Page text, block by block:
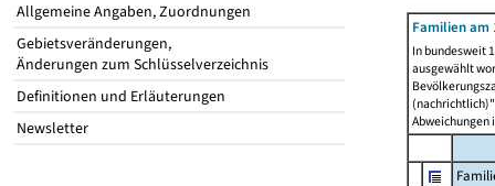
Allgemeine Angaben, Zuordnungen
Gebietsveränderungen,
Änderungen zum Schlüsselverzeichnis
Definitionen und Erläuterungen
Newsletter
Familien am
In bundesweit
ausgewählt
Abweichungen